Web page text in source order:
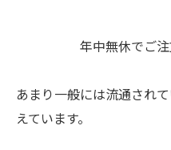
年中無休でご注文
あまり一般には流通され
えています。